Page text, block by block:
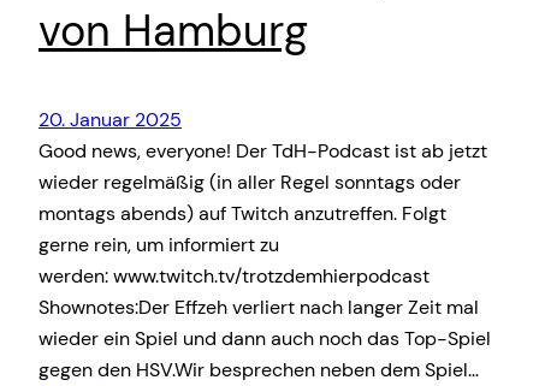
von Hamburg
20. Januar 2025
Good news, everyone! Der TdH-Podcast ist ab jetzt
wieder regelmäßig (in aller Regel sonntags oder
montags abends) auf Twitch anzutreffen. Folgt
gerne rein, um informiert zu
werden: www.twitch.tv/trotzdemhierpodcast
Shownotes:Der Effzeh verliert nach langer Zeit mal
wieder ein Spiel und dann auch noch das Top-Spiel
gegen den HSV.Wir besprechen neben dem Spiel…